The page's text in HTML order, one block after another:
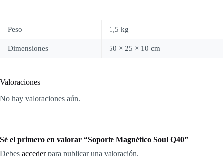
Peso 1,5 kg
Dimensiones 50 × 25 × 10 cm
Valoraciones
No hay valoraciones aún.
Sé el primero en valorar “Soporte Magnético Soul Q40”
Debes accederpara publicar una valoración.